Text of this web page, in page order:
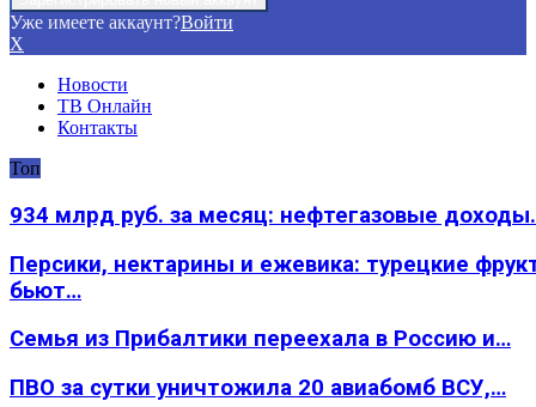
Уже имеете аккаунт?Войти
X
Новости
ТВ Онлайн
Контакты
Топ
934 млрд руб. за месяц: нефтегазовые
Персики, нектарины и ежевика: турецкие
бьют…
Семья из Прибалтики переехала в Россию и…
ПВО за сутки уничтожила 20 авиабомб ВСУ,…